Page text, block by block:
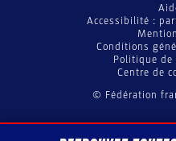
© Fédération
Accessibilité :
Conditions
Politique
Centre de